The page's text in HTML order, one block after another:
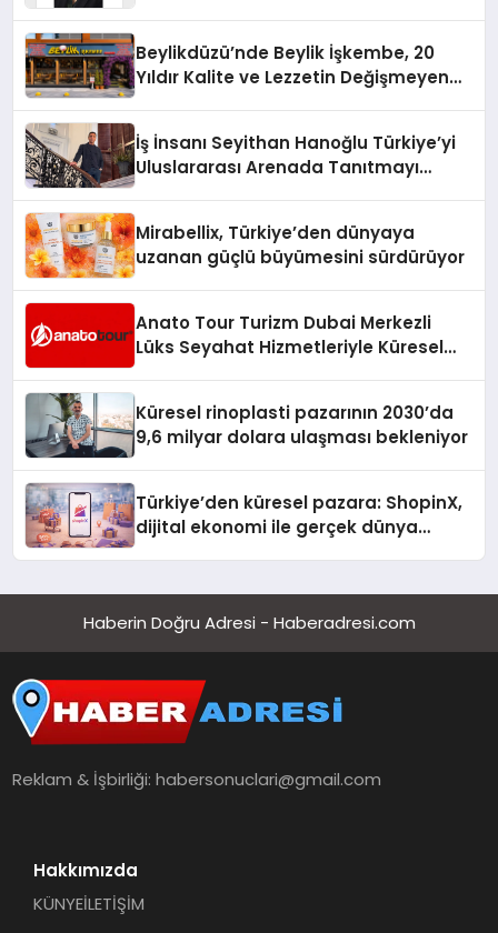
Beylikdüzü’nde Beylik İşkembe, 20
Yıldır Kalite ve Lezzetin Değişmeyen
İş İnsanı Seyithan Hanoğlu Türkiye’yi
Uluslararası Arenada Tanıtmayı
Mirabellix, Türkiye’den dünyaya
uzanan güçlü büyümesini sürdürüyor
Anato Tour Turizm Dubai Merkezli
Lüks Seyahat Hizmetleriyle Küresel
Küresel rinoplasti pazarının 2030’da
9,6 milyar dolara ulaşması bekleniyor
Türkiye’den küresel pazara: ShopinX,
dijital ekonomi ile gerçek dünya
Haberin Doğru Adresi - Haberadresi.com
Reklam & İşbirliği:habersonuclari@gmail.com
Hakkımızda
KÜNYEİLETİŞİM